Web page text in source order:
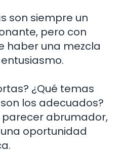
son siempre un
pero con
haber una mezcla
¿Qué temas
los adecuados?
abrumador,
oportunidad